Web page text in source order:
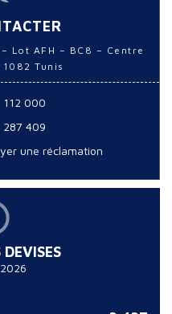
Lot AFH – BC8 – Centre
Tunis
112 000
287 409
une réclamation
DEVISES